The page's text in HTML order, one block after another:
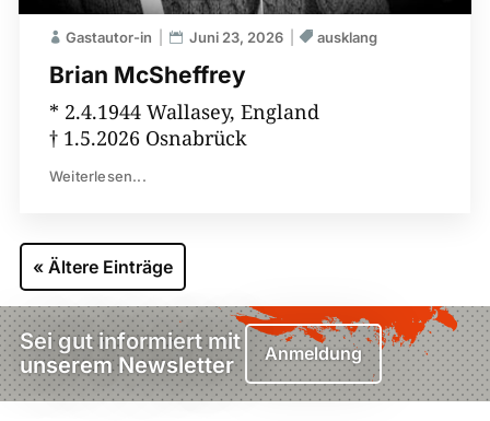
Brian McSheffrey
Gastautor-in Juni 23, 2026 ausklang
* 2.4.1944 Wallasey, England
† 1.5.2026 Osnabrück
Weiterlesen...
« Ältere Einträge
Sei gut informiert mit
unserem Newsletter
Anmeldung